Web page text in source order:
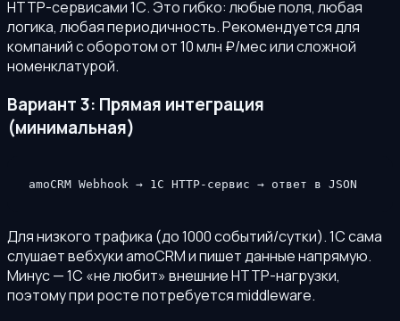
HTTP-сервисами 1С. Это гибко: любые поля, любая
логика, любая периодичность. Рекомендуется для
компаний с оборотом от 10 млн ₽/мес или сложной
номенклатурой.
Вариант 3: Прямая интеграция
(минимальная)
amoCRM Webhook → 1С HTTP-сервис → ответ в JSON
Для низкого трафика (до 1000 событий/сутки). 1С сама
слушает вебхуки amoCRM и пишет данные напрямую.
Минус — 1С «не любит» внешние HTTP-нагрузки,
поэтому при росте потребуется middleware.